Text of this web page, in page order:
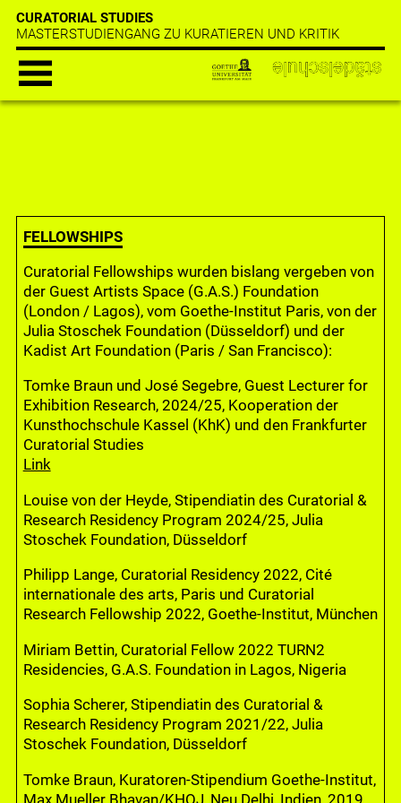
CURATORIAL STUDIES
MASTERSTUDIENGANG ZU KURATIEREN UND KRITIK
FELLOWSHIPS
Curatorial Fellowships wurden bislang vergeben von
der Guest Artists Space (G.A.S.) Foundation
(London / Lagos), vom Goethe-Institut Paris, von der
Julia Stoschek Foundation (Düsseldorf) und der
Kadist Art Foundation (Paris / San Francisco):
Tomke Braun und José Segebre, Guest Lecturer for
Exhibition Research, 2024/25, Kooperation der
Kunsthochschule Kassel (KhK) und den Frankfurter
Curatorial Studies
Link
Louise von der Heyde, Stipendiatin des Curatorial &
Research Residency Program 2024/25, Julia
Stoschek Foundation, Düsseldorf
Philipp Lange, Curatorial Residency 2022, Cité
internationale des arts, Paris und Curatorial
Research Fellowship 2022, Goethe-Institut, München
Miriam Bettin, Curatorial Fellow 2022 TURN2
Residencies, G.A.S. Foundation in Lagos, Nigeria
Sophia Scherer, Stipendiatin des Curatorial &
Research Residency Program 2021/22, Julia
Stoschek Foundation, Düsseldorf
Tomke Braun, Kuratoren-Stipendium Goethe-Institut,
Max Mueller Bhavan/KHOJ, Neu Delhi, Indien, 2019